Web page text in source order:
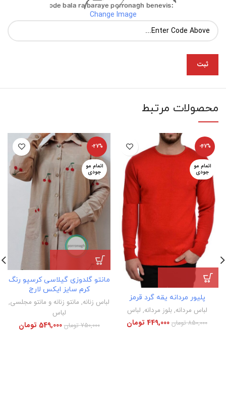
Change Image
محصولات مرتبط
-47%
اتمام مو
جودی
پلیور مردانه یقه گرد قرمز
لباس مردانه,بلوز مردانه, لباس
850,000 تومان 449,000 تومان
-27%
اتمام مو
جودی
مانتو گلدوزی گیلاسی کرسپو رنگ
کرم سایز ایکس لارج
لباس زنانه, مانتو زنانه و مانتو مجلسی,
لباس
750,000 تومان 549,000 تومان